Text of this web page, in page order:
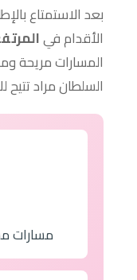
بعد الاستمتاع
الأقدام في
المسارات مريحة
السلطان مراد تتيح
مسارات